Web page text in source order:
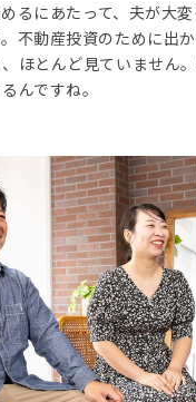
るにあたって、夫が大
不動産投資のために出か
ほとんど見ていません
んですね。